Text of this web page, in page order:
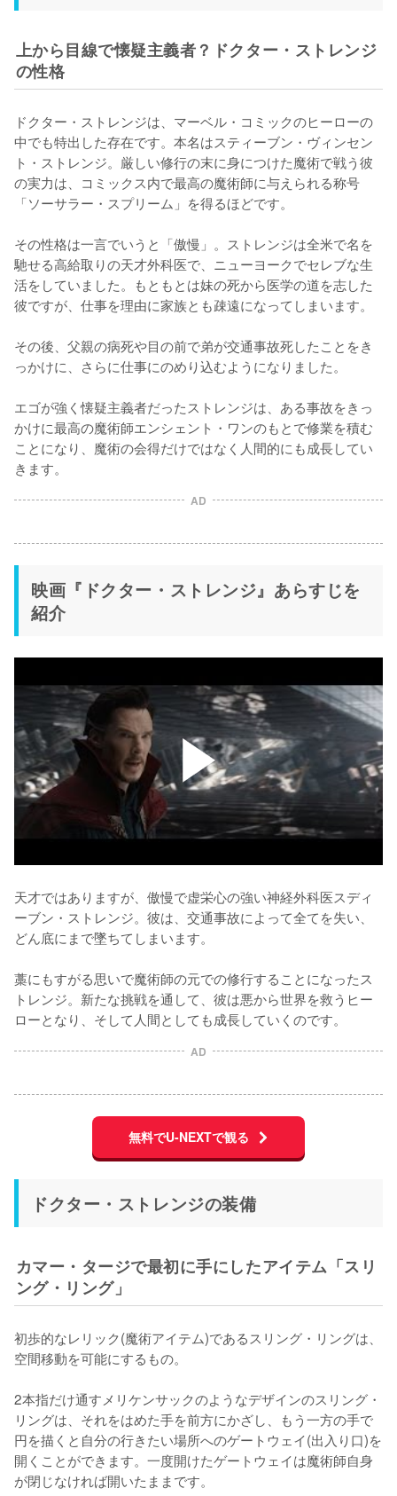
上から目線で懐疑主義者？ドクター・ストレンジ
の性格
ドクター・ストレンジは、マーベル・コミックのヒーローの
中でも特出した存在です。本名はスティーブン・ヴィンセン
ト・ストレンジ。厳しい修行の末に身につけた魔術で戦う彼
の実力は、コミックス内で最高の魔術師に与えられる称号
「ソーサラー・スプリーム」を得るほどです。
その性格は一言でいうと「傲慢」。ストレンジは全米で名を
馳せる高給取りの天才外科医で、ニューヨークでセレブな生
活をしていました。もともとは妹の死から医学の道を志した
彼ですが、仕事を理由に家族とも疎遠になってしまいます。
その後、父親の病死や目の前で弟が交通事故死したことをき
っかけに、さらに仕事にのめり込むようになりました。
エゴが強く懐疑主義者だったストレンジは、ある事故をきっ
かけに最高の魔術師エンシェント・ワンのもとで修業を積む
ことになり、魔術の会得だけではなく人間的にも成長してい
きます。
AD
映画『ドクター・ストレンジ』あらすじを
紹介
天才ではありますが、傲慢で虚栄心の強い神経外科医スディ
ーブン・ストレンジ。彼は、交通事故によって全てを失い、
どん底にまで墜ちてしまいます。
藁にもすがる思いで魔術師の元での修行することになったス
トレンジ。新たな挑戦を通して、彼は悪から世界を救うヒー
ローとなり、そして人間としても成長していくのです。
AD
無料でU-NEXTで観る
ドクター・ストレンジの装備
カマー・タージで最初に手にしたアイテム「スリ
ング・リング」
初歩的なレリック(魔術アイテム)であるスリング・リングは、
空間移動を可能にするもの。
2本指だけ通すメリケンサックのようなデザインのスリング・
リングは、それをはめた手を前方にかざし、もう一方の手で
円を描くと自分の行きたい場所へのゲートウェイ(出入り口)を
開くことができます。一度開けたゲートウェイは魔術師自身
が閉じなければ開いたままです。